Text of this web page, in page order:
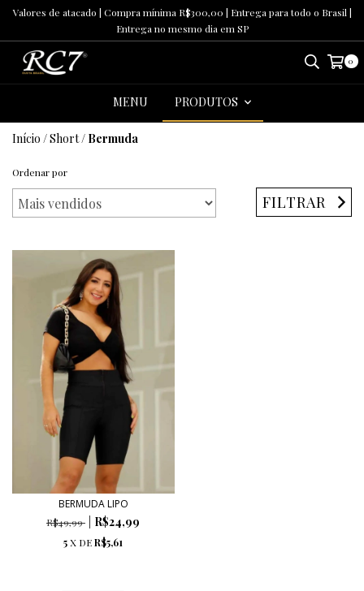
Valores de atacado | Compra mínima R$300,00 | Entrega para todo o Brasil |
Entrega no mesmo dia em SP
0
MENU PRODUTOS
Início /Short/ Bermuda
Ordenar por
FILTRAR
BERMUDA LIPO
R$49,99 R$24,99
5X DER$5,61